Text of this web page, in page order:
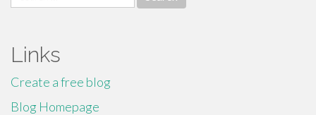
for:
Links
Create a free blog
Blog Homepage